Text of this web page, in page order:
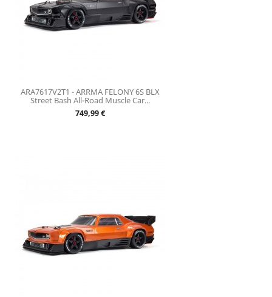
ARA7617V2T1 - ARRMA FELONY 6S BLX
Street Bash All-Road Muscle Car...
Prix
749,99 €